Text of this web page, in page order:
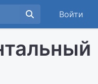
Войти